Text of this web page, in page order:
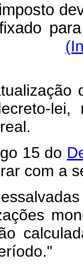
15 do
com a